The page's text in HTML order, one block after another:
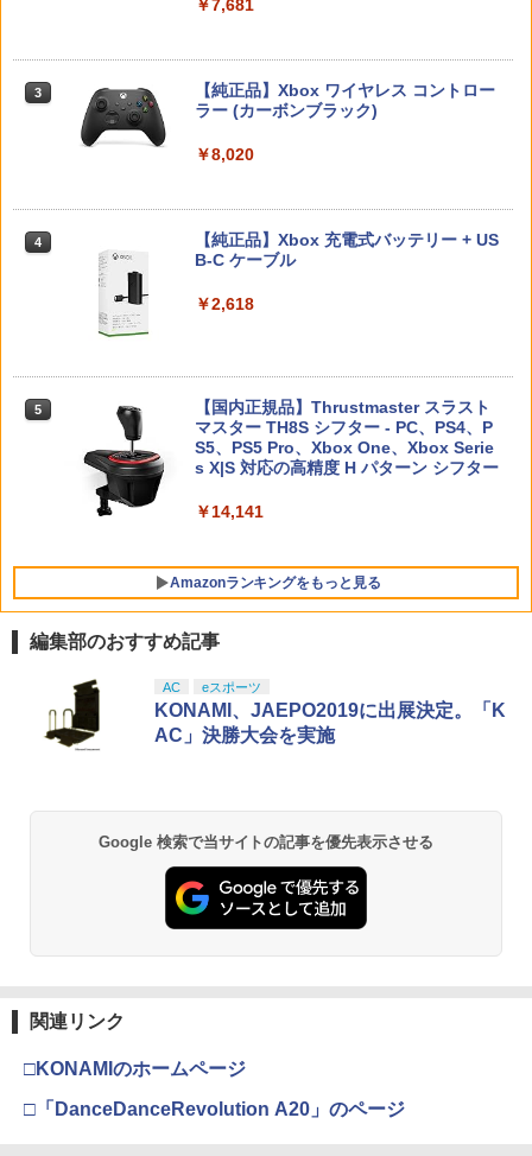
ト シート 本体 ガラス lite ケース カバー
保護 画面 液晶保護 画面保護
【2,600件レビュー突破！】 Switch2 カ
バー 超薄 ドック対応 クリアケース 強化
ガラスフィルム付属タイプあり Nintend
o Switch2/Switch 有機EL/通常モデル対
応 保護ケース 分離式設計 着脱簡単 耐衝
撃 (ボタンカバー*2付)
P20倍★薄くてじょうぶな Switch2 ケー
ス Switch / Switch2 inklink公式 収納ケ
スイッチ2 Switch Switch2 ケース ポー
チ カバー バッグ バック ポータブル Nint
わいい Switch2 保護フィルム
￥1,480
任天堂 【Switch2】Nintendo Switch 2
キャリングケース [BEE-A-PSSAA NSW
2 キャリングケ-ス]
￥2,679
3
テイクツー・インタラクティブ・ジャパ
ン 【PS5】『NBA 2K26』BEST PRICE
PlayStation5用カバー リズム ブルー
￥5,770
売】 PLAION｜プレイオン トゥームレイ
ダー：レガシー・オブ・アトランティス
【PS5】
ay】 [ スタァライト九九組 ]
[ 鈴木清崇 ]
dスタァライブ“Starry Diamond”【Blu-
ray】 [ スタァライト九九組 ]
￥9,149
Nintendo Switch 2(日本語・国内専用)
ンラインコード版
ニンテンドープリペイド番号 5000円|オ
ンラインコード版
J) PlayStation 5
トローラー ミッドナイト ブラック(CFI-
ZCT2J01)
【純正品】DualSense ワイヤレスコン
トローラー(CFI-ZCT2J)
￥10,737
￥7,681
3
【純正品】Xbox ワイヤレス コントロー
ラー (カーボンブラック)
￥8,020
4
【純正品】Xbox 充電式バッテリー + US
B-C ケーブル
￥2,618
5
【国内正規品】Thrustmaster スラスト
マスター TH8S シフター - PC、PS4、P
S5、PS5 Pro、Xbox One、Xbox Serie
s X|S 対応の高精度 H パターン シフター
￥14,141
Amazonランキングをもっと見る
【Amazon.co.jp限定】劇場版モノノ怪
第三章 蛇神 (Amazon.co.jp限定オリジ
ナル三方背収納ケース付きコレクション)
(オリジナル特典:オリジナル巾着＋メー
ボード付) [Blu-ray]
￥10,780
窩座再来 通常版 [Blu-ray]
3
劇場版「鬼滅の刃」無限城編 第一章 猗
編集部のおすすめ記事
AC eスポーツ
KONAMI、JAEPO2019に出展決定。「K
AC」決勝大会を実施
Google 検索で当サイトの記事を優先表示させる
関連リンク
□KONAMIのホームページ
□「DanceDanceRevolution A20」のページ